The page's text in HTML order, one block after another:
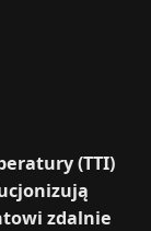
(TTI)
zdalnie